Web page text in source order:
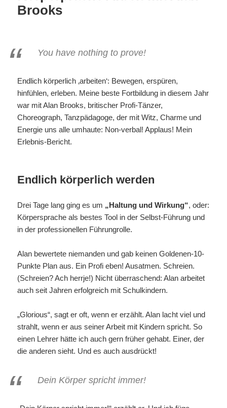
Brooks
You have nothing to prove!
Endlich körperlich ‚arbeiten‘: Bewegen, erspüren,
hinfühlen, erleben. Meine beste Fortbildung in diesem Jahr
war mit Alan Brooks, britischer Profi-Tänzer,
Choreograph, Tanzpädagoge, der mit Witz, Charme und
Energie uns alle umhaute: Non-verbal! Applaus! Mein
Erlebnis-Bericht.
Endlich körperlich werden
Drei Tage lang ging es um „Haltung und Wirkung“, oder:
Körpersprache als bestes Tool in der Selbst-Führung und
in der professionellen Führungrolle.
Alan bewertete niemanden und gab keinen Goldenen-10-
Punkte Plan aus. Ein Profi eben! Ausatmen. Schreien.
(Schreien? Ach herrje!) Nicht überraschend: Alan arbeitet
auch seit Jahren erfolgreich mit Schulkindern.
„Glorious“, sagt er oft, wenn er erzählt. Alan lacht viel und
strahlt, wenn er aus seiner Arbeit mit Kindern spricht. So
einen Lehrer hätte ich auch gern früher gehabt. Einer, der
die anderen sieht. Und es auch ausdrückt!
Dein Körper spricht immer!